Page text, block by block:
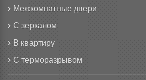
Межкомнатные двери
С зеркалом
В квартиру
С терморазрывом